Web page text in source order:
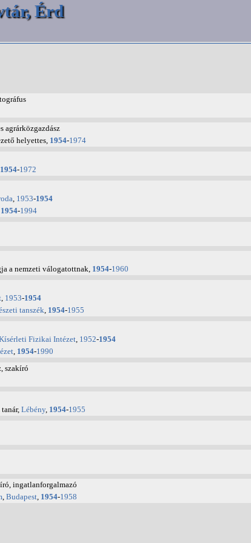
Érd
agrárközgazdász
helyettes, 1954-1974
1954-1972
1953-1954
1954-1994
a nemzeti válogatottnak, 1954-1960
1953-1954
tanszék 1954-1955
Fizikai Intézet 1952-1954
1954-1990
szakíró
Lébény, 1954-1955
ingatlanforgalmazó
Budapest 1954-1958